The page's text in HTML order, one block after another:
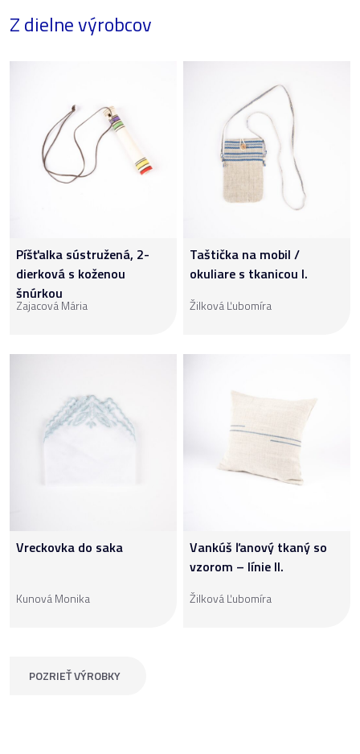
Z dielne výrobcov
Píšťalka sústružená, 2-
dierková s koženou
šnúrkou
Zajacová Mária
Taštička na mobil /
okuliare s tkanicou I.
Žilková Ľubomíra
Vreckovka do saka
Kunová Monika
Vankúš ľanový tkaný so
vzorom – línie II.
Žilková Ľubomíra
POZRIEŤ VÝROBKY